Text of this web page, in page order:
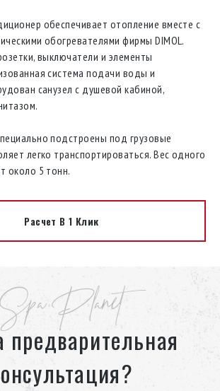
обеспечивает отопление вместе с
обогревателями фирмы DIMOL.
выключатели и элементы
система подачи воды и
санузел с душевой кабиной,
подстроены под грузовые
легко транспортироваться. Вес одного
около 5 тонн.
Расчет В 1 Клик
Spa Planet